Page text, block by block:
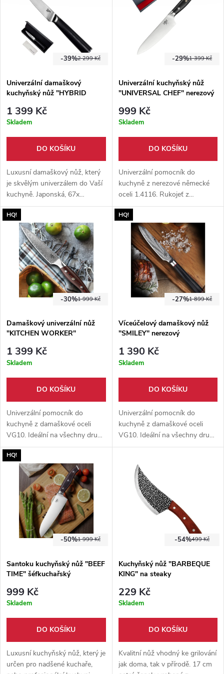
2 299 Kč
-39%
Univerzální damaškový
kuchyňský nůž "HYBRID
1 399 Kč
Skladem
DO KOŠÍKU
Luxusní damaškový nůž, který
je skvělým univerzálem do Vaší
kuchyně. Japonská, 67x
překládaná ocel VG10 o
tvrdosti 62 HRC. Rukojeť G10.
Dodáváme v dárkovém balení.
1 399 Kč
-29%
Univerzální kuchyňský nůž
"UNIVERSAL CHEF" nerezový
999 Kč
Skladem
DO KOŠÍKU
Univerzální pomocník do
kuchyně z nerezové německé
oceli 1.4116. Rukojeť z
ebenového dřeva. Ideální na
všechny druhy práce v kuchyni.
Vysoce kvalitní a ostrý nůž.
Dárkové balení.
HQ!
1 999 Kč
-30%
Damaškový univerzální nůž
"KITCHEN WORKER"
1 399 Kč
Skladem
DO KOŠÍKU
Univerzální pomocník do
kuchyně z damaškové oceli
VG10. Ideální na všechny druhy
práce v kuchyni. Vysoce kvalitní
a ostrý nůž.
HQ!
1 899 Kč
-27%
Víceúčelový damaškový nůž
"SMILEY" nerezový
1 390 Kč
Skladem
DO KOŠÍKU
Univerzální pomocník do
kuchyně z damaškové oceli
VG10. Ideální na všechny druhy
práce v kuchyni. Vysoce kvalitní
HQ!
1 999 Kč
-50%
Santoku kuchyňský nůž "BEEF
TIME" šéfkuchařský
999 Kč
Skladem
DO KOŠÍKU
Luxusní kuchyňský nůž, který je
určen pro nadšené kuchaře,
499 Kč
-54%
Kuchyňský nůž "BARBEQUE
KING" na steaky
229 Kč
Skladem
DO KOŠÍKU
Kvalitní nůž vhodný ke grilování
jak doma, tak v přírodě. 17 cm